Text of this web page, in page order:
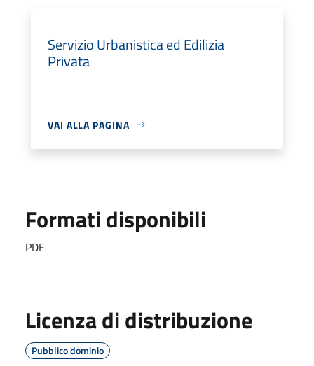
Servizio Urbanistica ed Edilizia
Privata
VAI ALLA PAGINA
Formati disponibili
PDF
Licenza di distribuzione
Pubblico dominio